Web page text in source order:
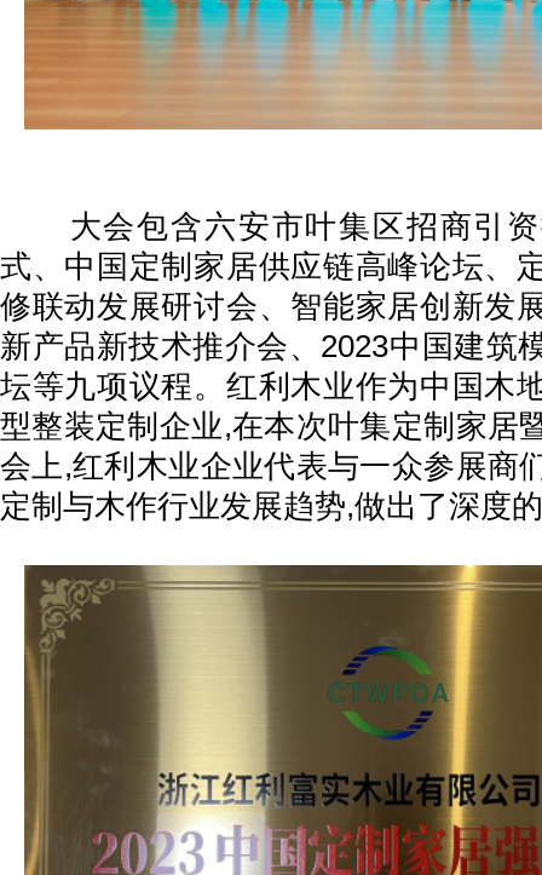
大会包含六安市叶集区招商引资
式、中国定制家居供应链高峰论坛、
修联动发展研讨会、智能家居创新发
新产品新技术推介会、2023中国建筑
坛等九项议程。红利木业作为中国木
型整装定制企业,在本次叶集定制家居
会上,红利木业企业代表与一众参展商
定制与木作行业发展趋势,做出了深度